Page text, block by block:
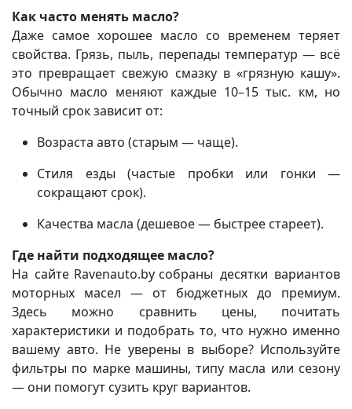
Как часто менять масло?
Даже самое хорошее масло со временем теряет
свойства. Грязь, пыль, перепады температур — всё
это превращает свежую смазку в «грязную кашу».
Обычно масло меняют каждые 10–15 тыс. км, но
точный срок зависит от:
Возраста авто (старым — чаще).
Стиля езды (частые пробки или гонки —
сокращают срок).
Качества масла (дешевое — быстрее стареет).
Где найти подходящее масло?
На сайтеRavenauto.byсобраны десятки вариантов
моторных масел — от бюджетных до премиум.
Здесь можно сравнить цены, почитать
характеристики и подобрать то, что нужно именно
вашему авто. Не уверены в выборе? Используйте
фильтры по марке машины, типу масла или сезону
— они помогут сузить круг вариантов.